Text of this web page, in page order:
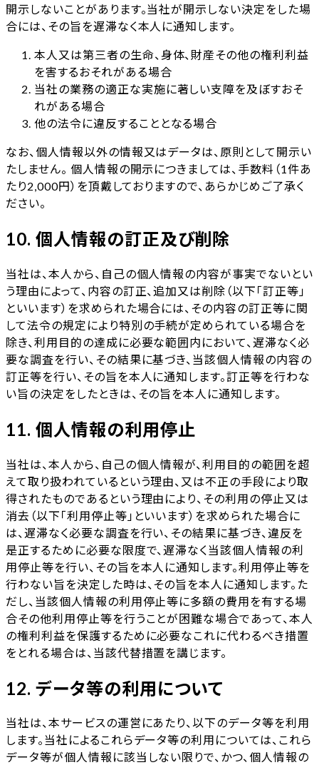
開示しないことがあります。当社が開示しない決定をした場
合には、その旨を遅滞なく本人に通知します。
本人又は第三者の生命、身体、財産その他の権利利益
を害するおそれがある場合
当社の業務の適正な実施に著しい支障を及ぼすおそ
れがある場合
他の法令に違反することとなる場合
なお、個人情報以外の情報又はデータは、原則として開示い
たしません。 個人情報の開示につきましては、手数料（1件あ
たり2,000円）を頂戴しておりますので、あらかじめご了承く
ださい。
10. 個人情報の訂正及び削除
当社は、本人から、自己の個人情報の内容が事実でないとい
う理由によって、内容の訂正、追加又は削除（以下「訂正等」
といいます）を求められた場合には、その内容の訂正等に関
して法令の規定により特別の手続が定められている場合を
除き、利用目的の達成に必要な範囲内において、遅滞なく必
要な調査を行い、その結果に基づき、当該個人情報の内容の
訂正等を行い、その旨を本人に通知します。訂正等を行わな
い旨の決定をしたときは、その旨を本人に通知します。
11. 個人情報の利用停止
当社は、本人から、自己の個人情報が、利用目的の範囲を超
えて取り扱われているという理由、又は不正の手段により取
得されたものであるという理由により、その利用の停止又は
消去（以下「利用停止等」といいます）を求められた場合に
は、遅滞なく必要な調査を行い、その結果に基づき、違反を
是正するために必要な限度で、遅滞なく当該個人情報の利
用停止等を行い、その旨を本人に通知します。利用停止等を
行わない旨を決定した時は、その旨を本人に通知します。た
だし、当該個人情報の利用停止等に多額の費用を有する場
合その他利用停止等を行うことが困難な場合であって、本人
の権利利益を保護するために必要なこれに代わるべき措置
をとれる場合は、当該代替措置を講じます。
12. データ等の利用について
当社は、本サービスの運営にあたり、以下のデータ等を利用
します。当社によるこれらデータ等の利用については、これら
データ等が個人情報に該当しない限りで、かつ、個人情報の